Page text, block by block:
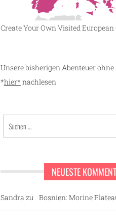
Create Your Own Visited
Unsere bisherigen Abenteuer
*hier* nachlesen.
Suchen
nach:
NEUESTE
Sandra zu Bosnien: Morine